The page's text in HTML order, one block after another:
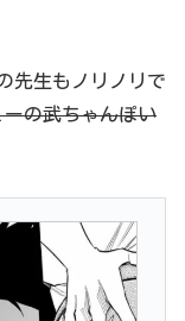
先生もノリノリで
の武ちゃんぽい